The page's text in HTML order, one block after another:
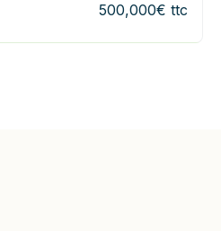
500,000€ ttc